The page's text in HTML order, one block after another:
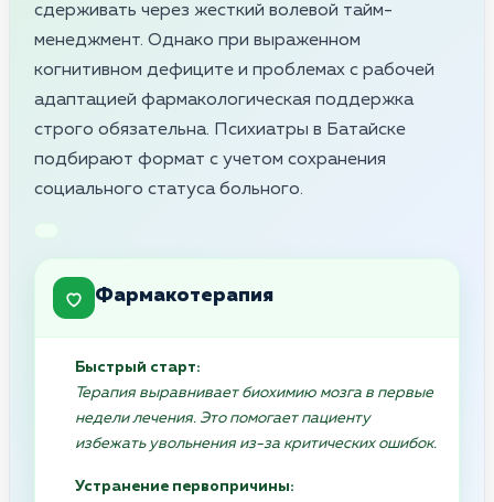
сдерживать через жесткий волевой тайм-
менеджмент. Однако при выраженном
когнитивном дефиците и проблемах с рабочей
адаптацией фармакологическая поддержка
строго обязательна. Психиатры в Батайске
подбирают формат с учетом сохранения
социального статуса больного.
Фармакотерапия
Быстрый старт:
Терапия выравнивает биохимию мозга в первые
недели лечения. Это помогает пациенту
избежать увольнения из-за критических ошибок.
Устранение первопричины: